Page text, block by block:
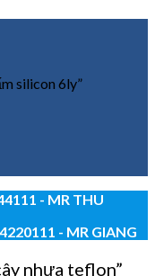
silicon 6ly”
- MR THU
- MR GIANG
nhựa teflon”